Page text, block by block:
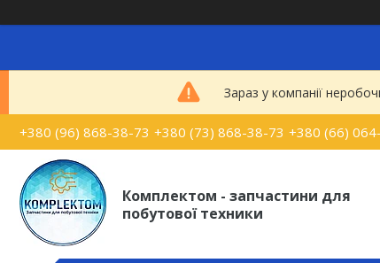
Зараз у компанії
+380 (96) 868-38-73 +380 (73) 868-38-73 +380 (66)
Комплектом - запчастини для
побутової техники